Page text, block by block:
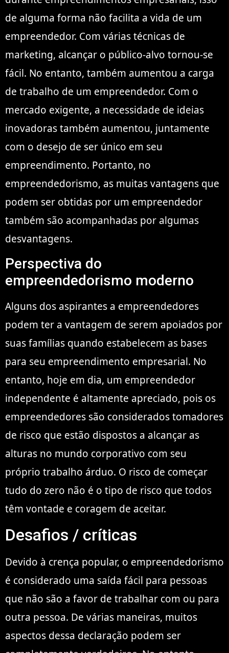
de alguma forma não facilita a vida de um
empreendedor. Com várias técnicas de
marketing, alcançar o público-alvo tornou-se
fácil. No entanto, também aumentou a carga
de trabalho de um empreendedor. Com o
mercado exigente, a necessidade de ideias
inovadoras também aumentou, juntamente
com o desejo de ser único em seu
empreendimento. Portanto, no
empreendedorismo, as muitas vantagens que
podem ser obtidas por um empreendedor
também são acompanhadas por algumas
desvantagens.
Perspectiva do
empreendedorismo moderno
Alguns dos aspirantes a empreendedores
podem ter a vantagem de serem apoiados por
suas famílias quando estabelecem as bases
para seu empreendimento empresarial. No
entanto, hoje em dia, um empreendedor
independente é altamente apreciado, pois os
empreendedores são considerados tomadores
de risco que estão dispostos a alcançar as
alturas no mundo corporativo com seu
próprio trabalho árduo. O risco de começar
tudo do zero não é o tipo de risco que todos
têm vontade e coragem de aceitar.
Desafios / críticas
Devido à crença popular, o empreendedorismo
é considerado uma saída fácil para pessoas
que não são a favor de trabalhar com ou para
outra pessoa. De várias maneiras, muitos
aspectos dessa declaração podem ser